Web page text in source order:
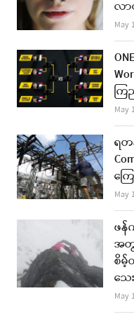
လာ
May
ကြ
May
ရ
ကြ
May
ဖန်
အတွ
စိမ့်
သေး
May